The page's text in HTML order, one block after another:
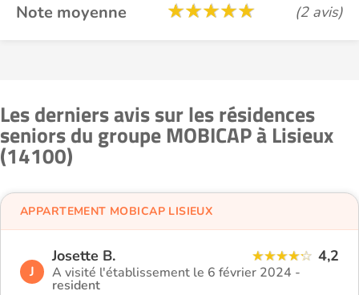
Note moyenne (2 avis)
Les derniers avis sur les résidences
seniors du groupe MOBICAP à Lisieux
(14100)
J
Josette B. 4,2
A visité l'établissement le 6 février 2024 -
resident
APPARTEMENT MOBICAP LISIEUX